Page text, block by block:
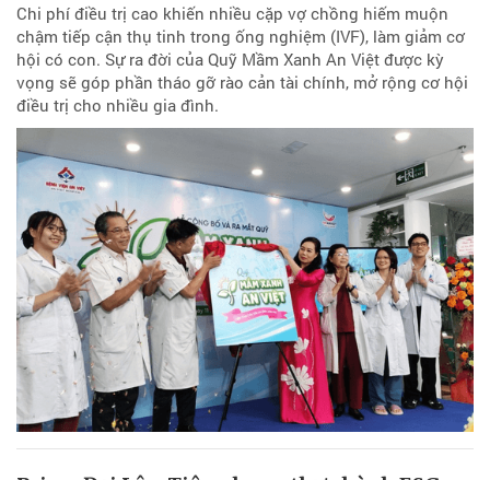
Chi phí điều trị cao khiến nhiều cặp vợ chồng hiếm muộn
chậm tiếp cận thụ tinh trong ống nghiệm (IVF), làm giảm cơ
hội có con. Sự ra đời của Quỹ Mầm Xanh An Việt được kỳ
vọng sẽ góp phần tháo gỡ rào cản tài chính, mở rộng cơ hội
điều trị cho nhiều gia đình.